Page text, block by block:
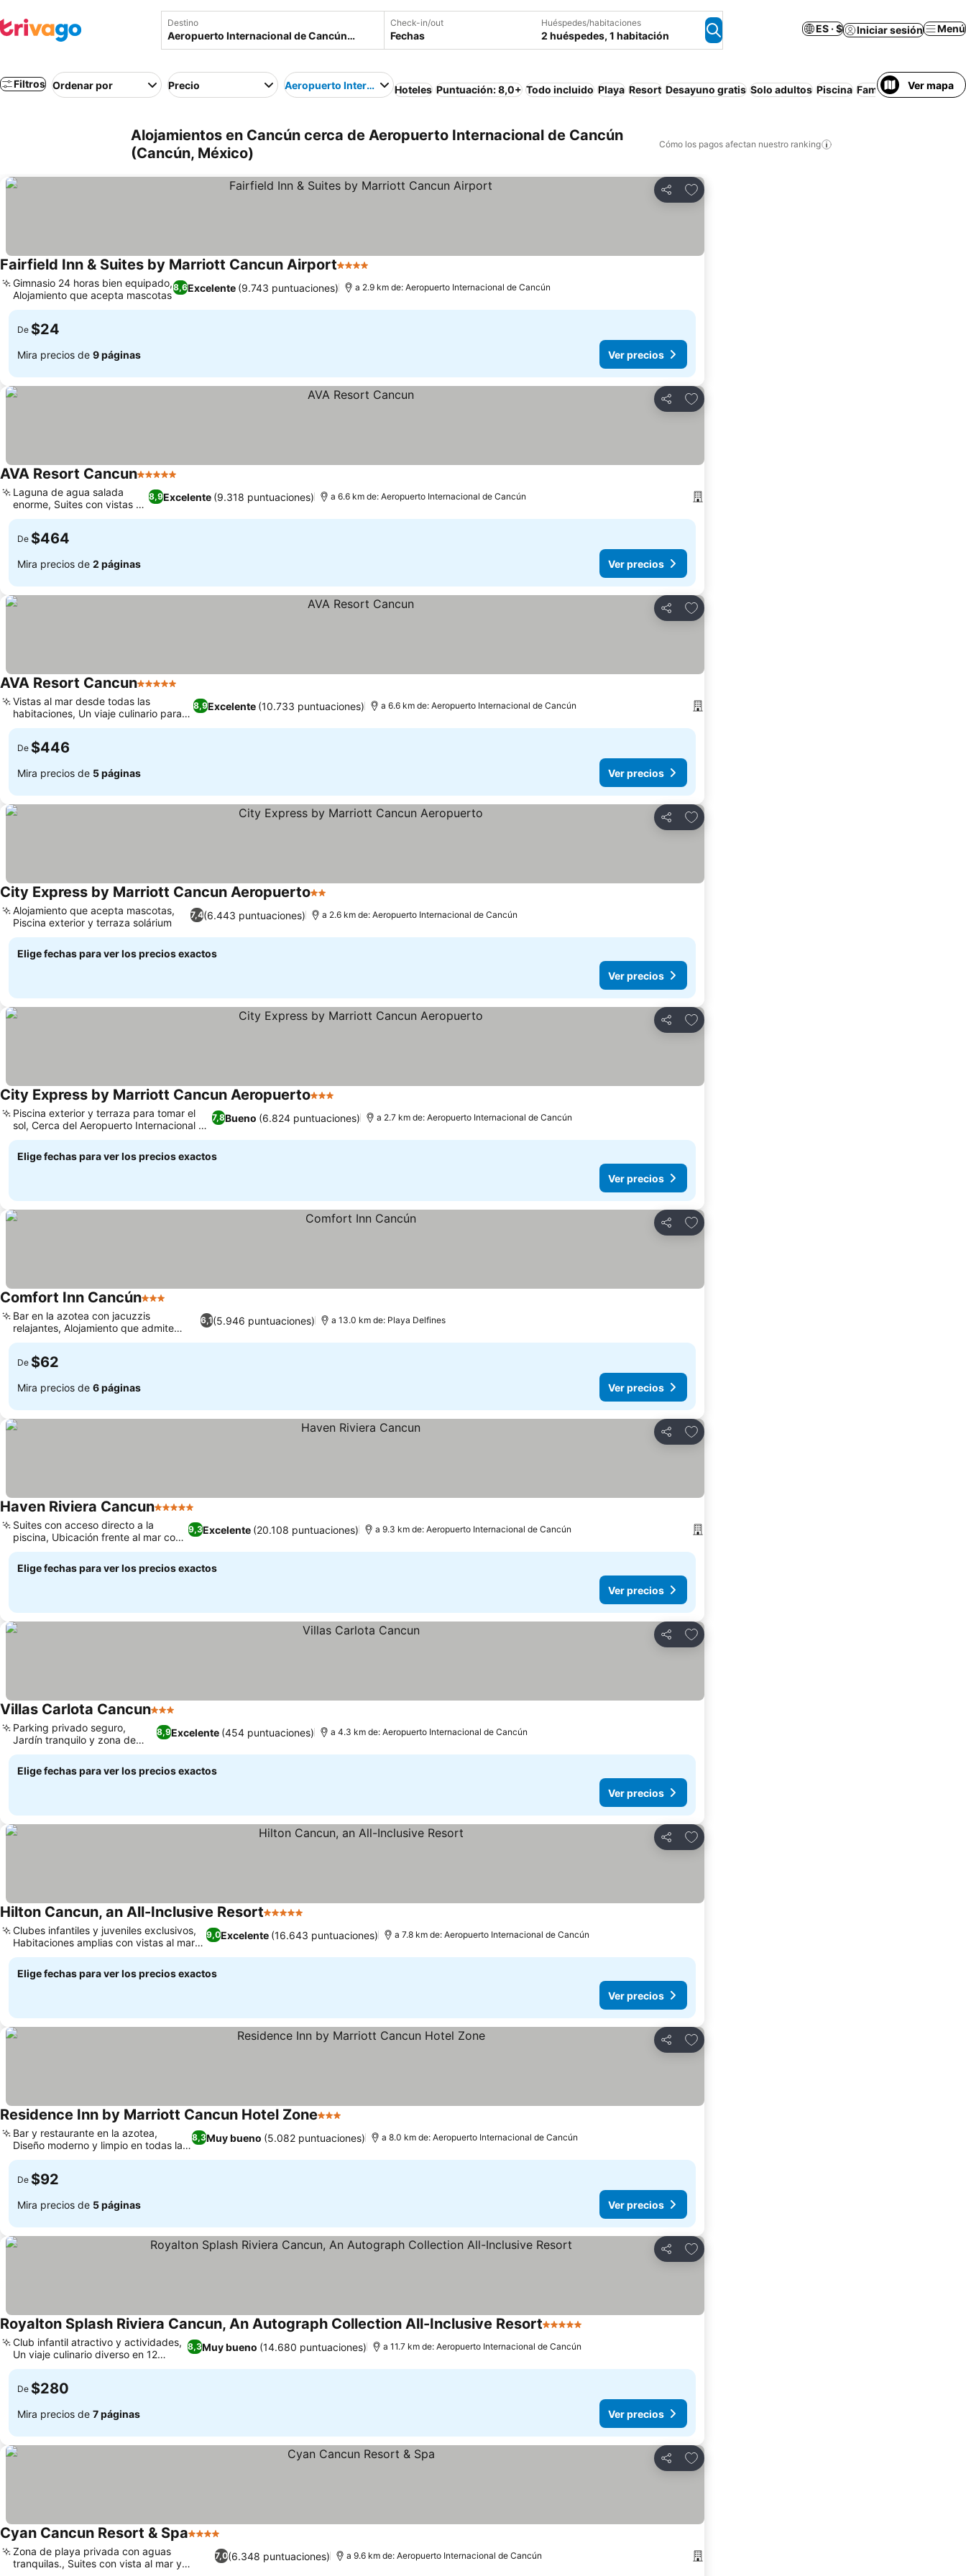
Destino Check-in/out
Fechas
Huéspedes/habitaciones
2 huéspedes, 1 habitación
ES · $ Iniciar sesión Menú
Filtros Ordenar por Precio Aeropuerto Internacional de Cancún
Hoteles Puntuación: 8,0+ Todo incluido Playa Resort Desayuno gratis Solo adultos Piscina Familias Ver mapa
Alojamientos en Cancún cerca de Aeropuerto Internacional de Cancún
(Cancún, México)
Cómo los pagos afectan nuestro ranking
Compartir
Agregar a favoritos
Fairfield Inn & Suites by Marriott Cancun Airport4 Estrellas
8,6Excelente (9.743 puntuaciones)
Gimnasio 24 horas bien equipado,
Alojamiento que acepta mascotas
a 2.9 km de: Aeropuerto Internacional de Cancún
De $24
Mira precios de 9 páginas Ver precios
Compartir
Agregar a favoritos
AVA Resort Cancun5 Estrellas
8,9Excelente (9.318 puntuaciones)
Laguna de agua salada
enorme, Suites con vistas al
mar
a 6.6 km de: Aeropuerto Internacional de Cancún
De $464
Mira precios de 2 páginas Ver precios
Compartir
Agregar a favoritos
AVA Resort Cancun5 Estrellas
8,9Excelente (10.733 puntuaciones)
Vistas al mar desde todas las
habitaciones, Un viaje culinario para
chuparse los dedos
a 6.6 km de: Aeropuerto Internacional de Cancún
De $446
Mira precios de 5 páginas Ver precios
Compartir
Agregar a favoritos
City Express by Marriott Cancun Aeropuerto2 Estrellas
7,4(6.443 puntuaciones)
Alojamiento que acepta mascotas,
Piscina exterior y terraza solárium
a 2.6 km de: Aeropuerto Internacional de Cancún
Elige fechas para ver los precios exactos
Ver precios
Compartir
Agregar a favoritos
City Express by Marriott Cancun Aeropuerto3 Estrellas
7,8Bueno (6.824 puntuaciones)
Piscina exterior y terraza para tomar el
sol, Cerca del Aeropuerto Internacional de
Cancún
a 2.7 km de: Aeropuerto Internacional de Cancún
Elige fechas para ver los precios exactos
Ver precios
Compartir
Agregar a favoritos
Comfort Inn Cancún3 Estrellas
6,1(5.946 puntuaciones)
Bar en la azotea con jacuzzis
relajantes, Alojamiento que admite
mascotas
a 13.0 km de: Playa Delfines
De $62
Mira precios de 6 páginas Ver precios
Compartir
Agregar a favoritos
Haven Riviera Cancun5 Estrellas
9,3Excelente (20.108 puntuaciones)
Suites con acceso directo a la
piscina, Ubicación frente al mar con
playa apartada
a 9.3 km de: Aeropuerto Internacional de Cancún
Elige fechas para ver los precios exactos
Ver precios
Compartir
Agregar a favoritos
Villas Carlota Cancun3 Estrellas
8,9Excelente (454 puntuaciones)
Parking privado seguro,
Jardín tranquilo y zona de
pícnic
a 4.3 km de: Aeropuerto Internacional de Cancún
Elige fechas para ver los precios exactos
Ver precios
Compartir
Agregar a favoritos
Hilton Cancun, an All-Inclusive Resort5 Estrellas
9,0Excelente (16.643 puntuaciones)
Clubes infantiles y juveniles exclusivos,
Habitaciones amplias con vistas al mar o
a la piscina
a 7.8 km de: Aeropuerto Internacional de Cancún
Elige fechas para ver los precios exactos
Ver precios
Compartir
Agregar a favoritos
Residence Inn by Marriott Cancun Hotel Zone3 Estrellas
8,3Muy bueno (5.082 puntuaciones)
Bar y restaurante en la azotea,
Diseño moderno y limpio en todas las
instalaciones
a 8.0 km de: Aeropuerto Internacional de Cancún
De $92
Mira precios de 5 páginas Ver precios
Compartir
Agregar a favoritos
Royalton Splash Riviera Cancun, An Autograph Collection All-Inclusive Resort5 Estrellas
8,3Muy bueno (14.680 puntuaciones)
Club infantil atractivo y actividades,
Un viaje culinario diverso en 12
restaurantes
a 11.7 km de: Aeropuerto Internacional de Cancún
De $280
Mira precios de 7 páginas Ver precios
Compartir
Agregar a favoritos
Cyan Cancun Resort & Spa4 Estrellas
7,0(6.348 puntuaciones)
Zona de playa privada con aguas
tranquilas., Suites con vista al mar y
a 9.6 km de: Aeropuerto Internacional de Cancún